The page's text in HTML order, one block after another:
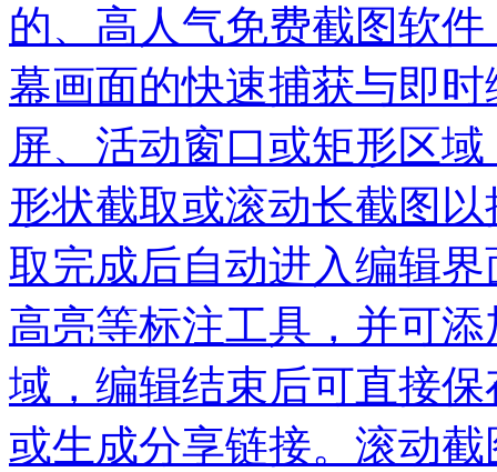
的、高人气免费截图软
幕画面的快速捕获与即
屏、活动窗口或矩形区
形状截取或滚动长截图
取完成后自动进入编辑
高亮等标注工具，并可
域，编辑结束后可直接
或生成分享链接。滚动